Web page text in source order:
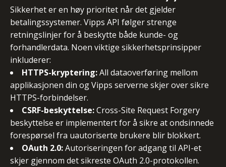
Sikkerhet er en høy prioritet når det gjelder
betalingssystemer. Vipps API følger strenge
retningslinjer for å beskytte både kunde- og
forhandlerdata. Noen viktige sikkerhetsprinsipper
inkluderer:
HTTPS-kryptering:All dataoverføring mellom
applikasjonen din og Vipps serverne skjer over sikre
HTTPS-forbindelser.
CSRF-beskyttelse:Cross-Site Request Forgery
beskyttelse er implementert for å sikre at ondsinnede
forespørsel fra uautoriserte brukere blir blokkert.
OAuth 2.0:Autoriseringen for adgang til API-et
skjer gjennom det sikreste OAuth 2.0-protokollen.